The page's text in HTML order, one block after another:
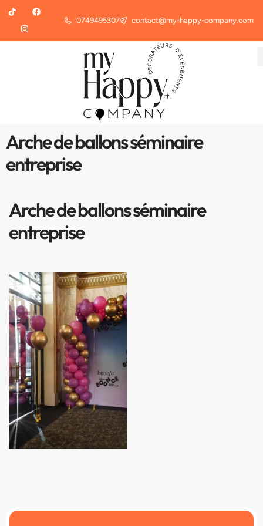
0749495307 contact@my-happy-company.com
Arche de ballons séminaire
entreprise
Arche de ballons séminaire
entreprise